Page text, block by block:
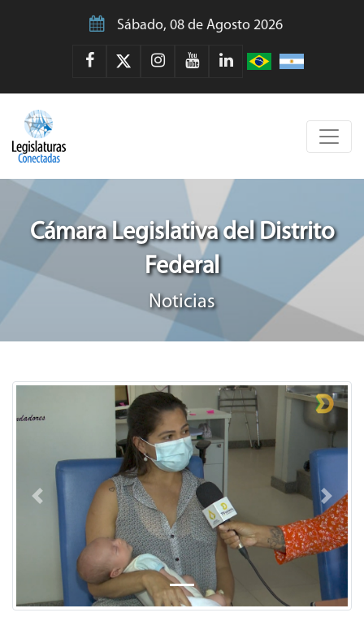
Sábado, 08 de Agosto 2026
Cámara Legislativa del Distrito
Federal
Noticias
Previous Next